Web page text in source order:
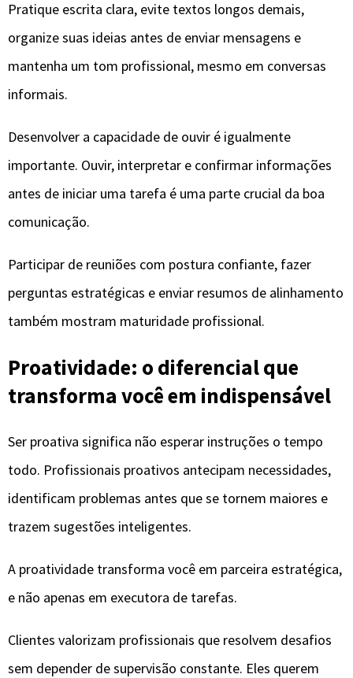
Pratique escrita clara, evite textos longos demais,
organize suas ideias antes de enviar mensagens e
mantenha um tom profissional, mesmo em conversas
informais.
Desenvolver a capacidade de ouvir é igualmente
importante. Ouvir, interpretar e confirmar informações
antes de iniciar uma tarefa é uma parte crucial da boa
comunicação.
Participar de reuniões com postura confiante, fazer
perguntas estratégicas e enviar resumos de alinhamento
também mostram maturidade profissional.
Proatividade: o diferencial que
transforma você em indispensável
Ser proativa significa não esperar instruções o tempo
todo. Profissionais proativos antecipam necessidades,
identificam problemas antes que se tornem maiores e
trazem sugestões inteligentes.
A proatividade transforma você em parceira estratégica,
e não apenas em executora de tarefas.
Clientes valorizam profissionais que resolvem desafios
sem depender de supervisão constante. Eles querem